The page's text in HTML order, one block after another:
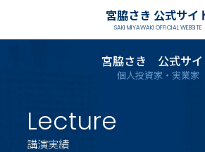
宮脇さき 公式サイ
SAKI MIYAWAKI OFFICIAL WEBSITE
宮脇さき 公式サイ
個人投資家・実業家
Lecture
講演実績